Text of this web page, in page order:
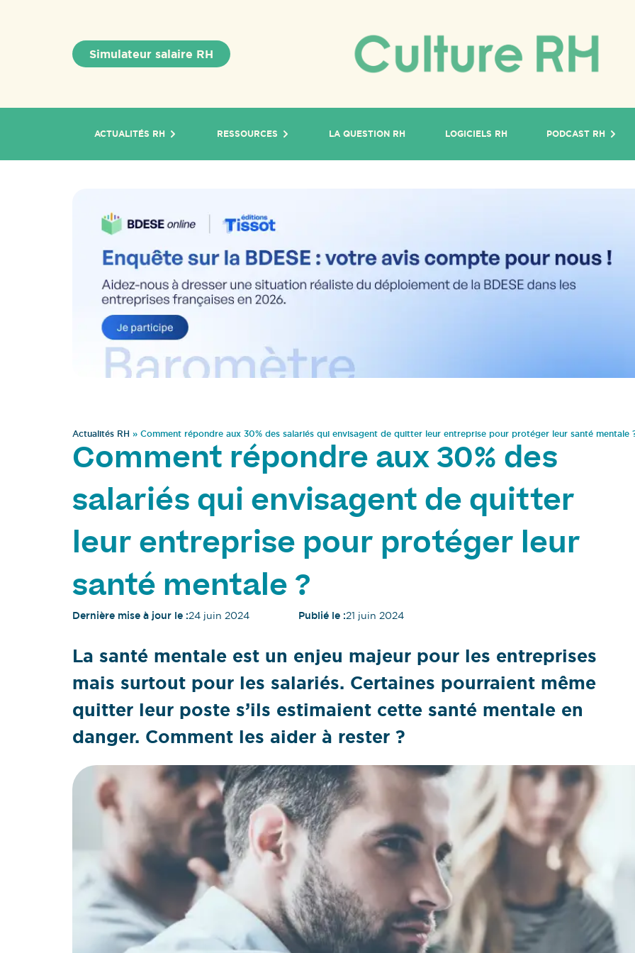
Simulateur salaire RH
ACTUALITÉS RH RESSOURCES LA QUESTION RH LOGICIELS RH PODCAST RH
Actualités RH » Comment répondre aux 30% des salariés qui envisagent de quitter leur entreprise pour protéger leur santé mentale
Comment répondre aux 30% des
salariés qui envisagent de quitter
leur entreprise pour protéger leur
santé mentale ?
Dernière mise à jour le :24 juin 2024 Publié le :21 juin 2024
La santé mentale est un enjeu majeur pour les entreprises
mais surtout pour les salariés. Certaines pourraient même
quitter leur poste s’ils estimaient cette santé mentale en
danger. Comment les aider à rester ?